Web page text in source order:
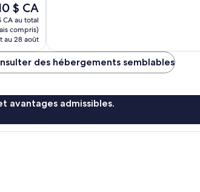
$ CA
$ CA
CA au total
compris)
au 28 août
des hébergements semblables
avantages admissibles.